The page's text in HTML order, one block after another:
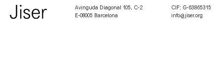
Avinguda Diagonal 105, C-2
E-08005 Barcelona
CIF: G-63865315
info@jiser.org